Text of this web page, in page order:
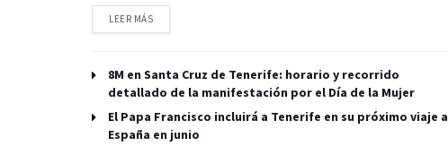
LEER MÁS
8M en Santa Cruz de Tenerife: horario y recorrido
detallado de la manifestación por el Día de la Mujer
El Papa Francisco incluirá a Tenerife en su próximo viaje a
España en junio